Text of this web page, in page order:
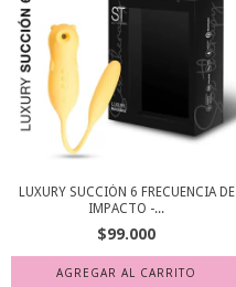
LUXURY SUCCIÓN 6 FRECUENCIA DE
IMPACTO -...
$99.000